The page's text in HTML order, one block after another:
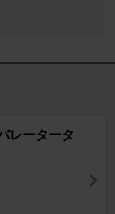
レータータ